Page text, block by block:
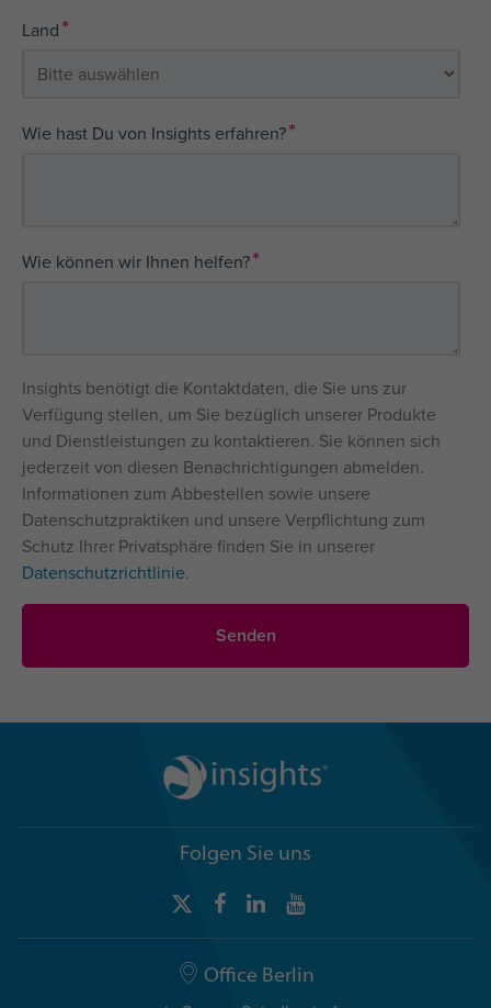
Land*
Wie hast Du von Insights erfahren?*
Wie können wir Ihnen helfen?*
Insights benötigt die Kontaktdaten, die Sie uns zur
Verfügung stellen, um Sie bezüglich unserer Produkte
und Dienstleistungen zu kontaktieren. Sie können sich
jederzeit von diesen Benachrichtigungen abmelden.
Informationen zum Abbestellen sowie unsere
Datenschutzpraktiken und unsere Verpflichtung zum
Schutz Ihrer Privatsphäre finden Sie in unserer
Datenschutzrichtlinie.
Folgen Sie uns
Office Berlin